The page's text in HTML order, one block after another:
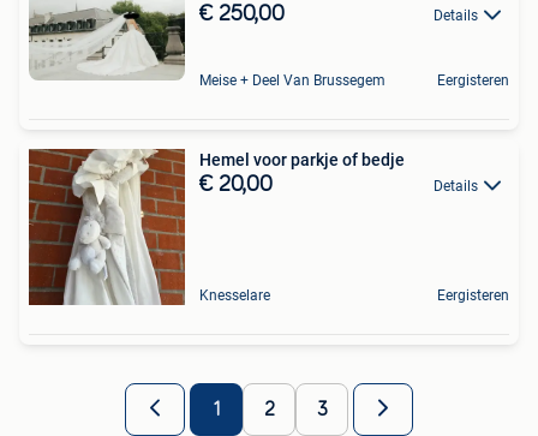
€ 250,00 Details
Meise + Deel Van Brussegem Eergisteren
Hemel voor parkje of bedje
€ 20,00 Details
Knesselare Eergisteren
1 2 3